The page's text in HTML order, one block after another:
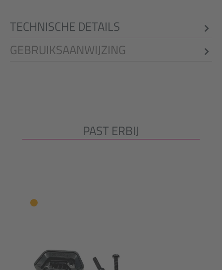
TECHNISCHE DETAILS
GEBRUIKSAANWIJZING
Productgalerij overslaanPAST ERBIJ